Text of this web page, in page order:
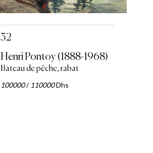
32
Henri Pontoy (1888-1968)
Bateau de pêche, rabat
100000/ 110000Dhs